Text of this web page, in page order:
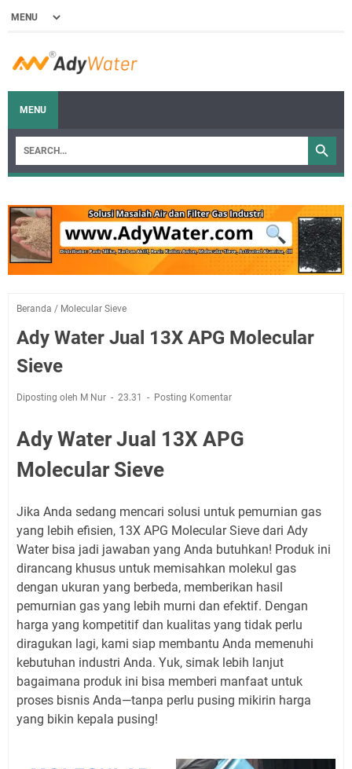
MENU
Beranda / Molecular Sieve
Ady Water Jual 13X APG Molecular
Sieve
Diposting oleh M Nur 23.31 Posting Komentar
Ady Water Jual 13X APG
Molecular Sieve
Jika Anda sedang mencari solusi untuk pemurnian gas
yang lebih efisien, 13X APG Molecular Sieve dari Ady
Water bisa jadi jawaban yang Anda butuhkan! Produk ini
dirancang khusus untuk memisahkan molekul gas
dengan ukuran yang berbeda, memberikan hasil
pemurnian gas yang lebih murni dan efektif. Dengan
harga yang kompetitif dan kualitas yang tidak perlu
diragukan lagi, kami siap membantu Anda memenuhi
kebutuhan industri Anda. Yuk, simak lebih lanjut
bagaimana produk ini bisa memberi manfaat untuk
proses bisnis Anda—tanpa perlu pusing mikirin harga
yang bikin kepala pusing!